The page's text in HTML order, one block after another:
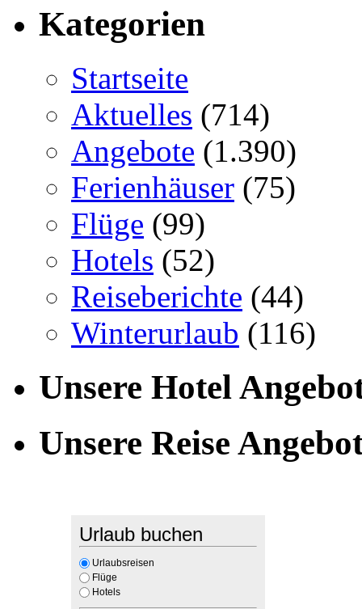
Kategorien
Startseite
Aktuelles (714)
Angebote (1.390)
Ferienhäuser (75)
Flüge (99)
Hotels (52)
Reiseberichte (44)
Winterurlaub (116)
Unsere Hotel
Unsere Reise
Urlaub buchen
Urlaubsreisen
Flüge
Hotels